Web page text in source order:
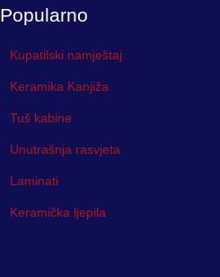
Popularno
Kupatilski namještaj
Keramika Kanjiža
Tuš kabine
Unutrašnja rasvjeta
Laminati
Keramička ljepila